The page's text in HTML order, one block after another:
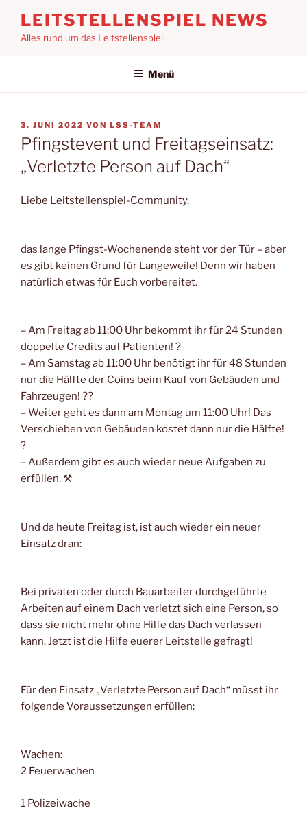
Inhalt
springen
LEITSTELLENSPIEL NEWS
Alles rund um das Leitstellenspiel
Menü
VERÖFFENTLICHT
AM
3. JUNI 2022 VON LSS-TEAM
Pfingstevent und Freitagseinsatz:
„Verletzte Person auf Dach“
Liebe Leitstellenspiel-Community,
das lange Pfingst-Wochenende steht vor der Tür – aber
es gibt keinen Grund für Langeweile! Denn wir haben
natürlich etwas für Euch vorbereitet.
– Am Freitag ab 11:00 Uhr bekommt ihr für 24 Stunden
doppelte Credits auf Patienten! ?
– Am Samstag ab 11:00 Uhr benötigt ihr für 48 Stunden
nur die Hälfte der Coins beim Kauf von Gebäuden und
Fahrzeugen! ??
– Weiter geht es dann am Montag um 11:00 Uhr! Das
Verschieben von Gebäuden kostet dann nur die Hälfte!
?
– Außerdem gibt es auch wieder neue Aufgaben zu
erfüllen. ⚒
Und da heute Freitag ist, ist auch wieder ein neuer
Einsatz dran:
Bei privaten oder durch Bauarbeiter durchgeführte
Arbeiten auf einem Dach verletzt sich eine Person, so
dass sie nicht mehr ohne Hilfe das Dach verlassen
kann. Jetzt ist die Hilfe euerer Leitstelle gefragt!
Für den Einsatz „Verletzte Person auf Dach“ müsst ihr
folgende Voraussetzungen erfüllen:
Wachen:
2 Feuerwachen
1 Polizeiwache